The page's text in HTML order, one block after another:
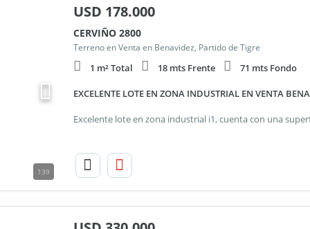
139
USD 178.000
CERVIÑO 2800
Terreno en Venta en Benavidez, Partido de Tigre
1 m² Total 18 mts Frente 71 mts Fondo
EXCELENTE LOTE EN ZONA INDUSTRIAL EN VENTA